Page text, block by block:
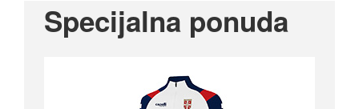
Specijalna ponuda